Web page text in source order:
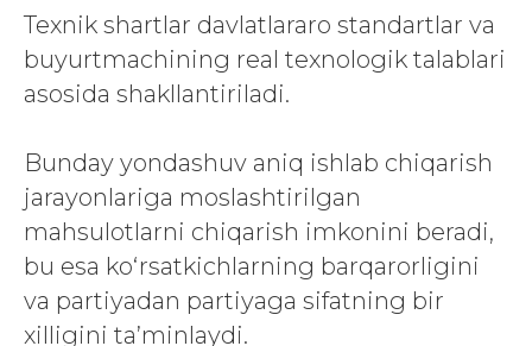
Texnik shartlar davlatlararo standartlar va
buyurtmachining real texnologik talablari
asosida shakllantiriladi.
Bunday yondashuv aniq ishlab chiqarish
jarayonlariga moslashtirilgan
mahsulotlarni chiqarish imkonini beradi,
bu esa ko‘rsatkichlarning barqarorligini
va partiyadan partiyaga sifatning bir
xilligini ta’minlaydi.